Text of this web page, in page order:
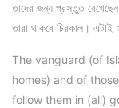
তাদের জন্য প্রস্তুত
তারা থাকবে চিরকাল। এটাই
The vanguard (of
homes) and of
follow them in (all)